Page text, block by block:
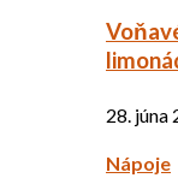
28. júna
Nápoje